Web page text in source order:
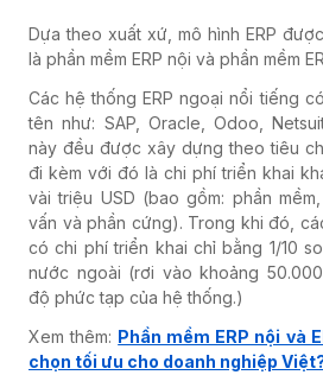
Dựa theo xuất xứ, mô hình ERP
là phần mềm ERP nội và phần mềm
Các hệ thống ERP ngoại nổi tiếng
tên như: SAP, Oracle, Odoo,
này đều được xây dựng theo tiêu
đi kèm với đó là chi phí triển khai
vài triệu USD (bao gồm: phần
vấn và phần cứng). Trong khi đó,
có chi phí triển khai chỉ bằng 1/10
nước ngoài (rơi vào khoảng
độ phức tạp của hệ thống.)
Xem thêm: Phần mềm ERP nội và
chọn tối ưu cho doanh nghiệp